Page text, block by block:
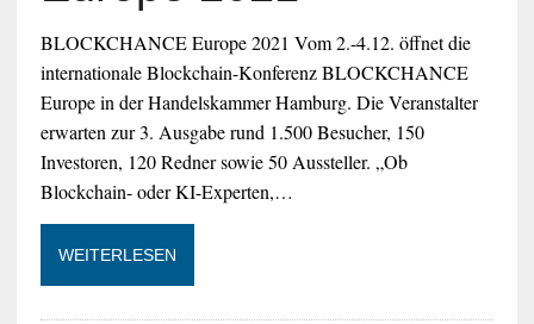
BLOCKCHANCE Europe 2021 Vom 2.-4.12. öffnet die
internationale Blockchain-Konferenz BLOCKCHANCE
Europe in der Handelskammer Hamburg. Die Veranstalter
erwarten zur 3. Ausgabe rund 1.500 Besucher, 150
Investoren, 120 Redner sowie 50 Aussteller. „Ob
Blockchain- oder KI-Experten,…
WEITERLESEN